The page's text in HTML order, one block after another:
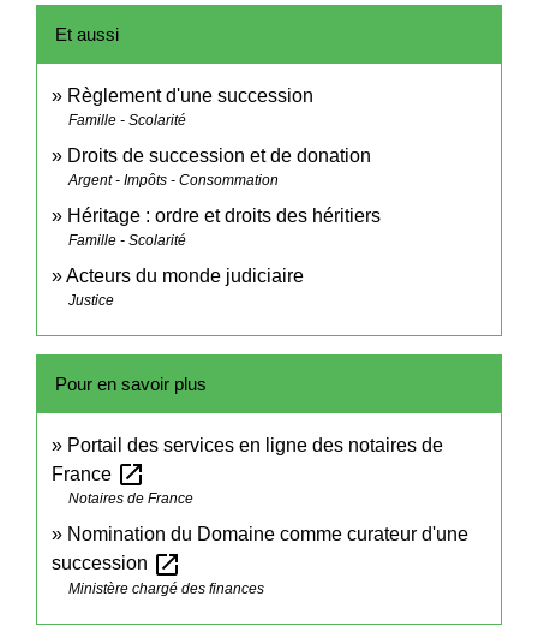
Et aussi
Règlement d'une succession
Famille - Scolarité
Droits de succession et de donation
Argent - Impôts - Consommation
Héritage : ordre et droits des héritiers
Famille - Scolarité
Acteurs du monde judiciaire
Justice
Pour en savoir plus
Portail des services en ligne des notaires de
France open_in_new
Notaires de France
Nomination du Domaine comme curateur d'une
succession open_in_new
Ministère chargé des finances